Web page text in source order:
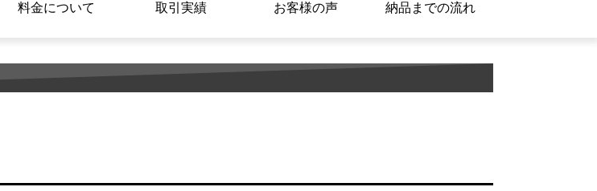
料金について 取引実績 お客様の声 納品までの流れ